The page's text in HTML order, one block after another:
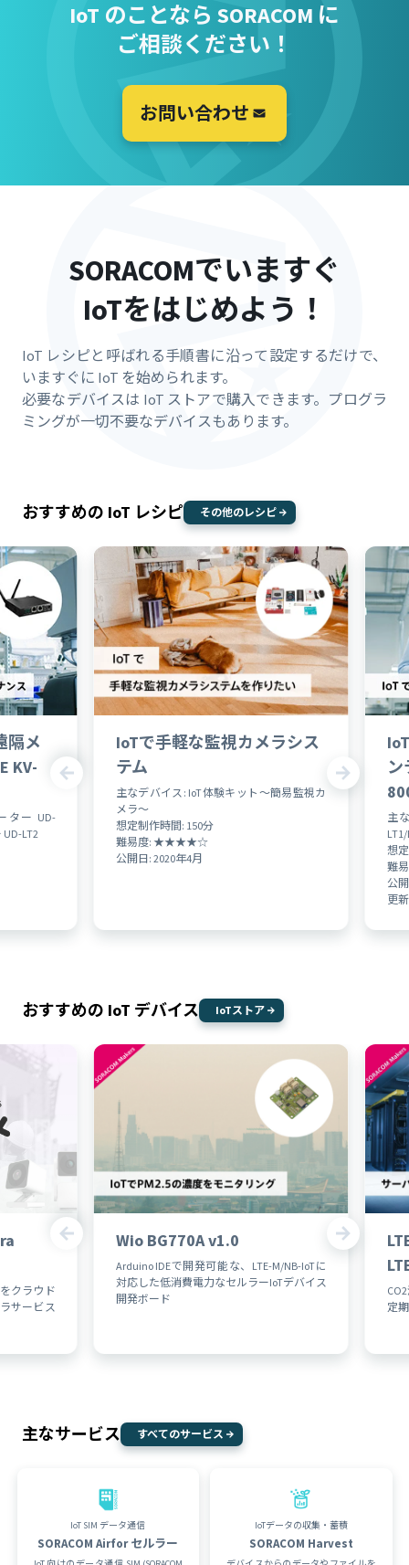
IoT のことなら SORACOM に
ご相談ください！
お問い合わせ
SORACOMでいますぐ
IoTをはじめよう！
IoT レシピと呼ばれる手順書に沿って設定するだけで、
いますぐに IoT を始められます。
必要なデバイスは IoT ストアで購入できます。プログラ
ミングが一切不要なデバイスもあります。
おすすめの IoT レシピ その他のレシピ
隔メ
KV-
ター UD-
UD-LT2
IoTで手軽な監視カメラシス
テム
主なデバイス: IoT体験キット〜簡易監視カ
メラ〜
想定制作時間: 150分
難易度: ★★★★☆
公開日: 2020年4月
ン
主
想
難
公
更
おすすめの IoT デバイス IoTストア
クラウド
サービス
Wio BG770A v1.0
Arduino IDEで開発可能な、LTE-M/NB-IoTに
対応した低消費電力なセルラーIoTデバイス
開発ボード
定
主なサービス すべてのサービス
IoT SIM データ通信
SORACOM Airfor セルラー
IoTデータの収集・蓄積
SORACOM Harvest